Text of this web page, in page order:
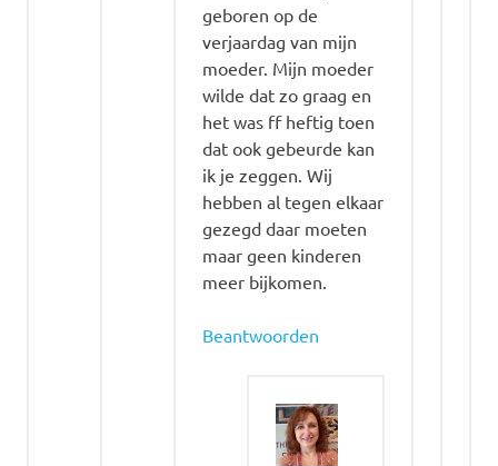
geboren op de
verjaardag van mijn
moeder. Mijn moeder
wilde dat zo graag en
het was ff heftig toen
dat ook gebeurde kan
ik je zeggen. Wij
hebben al tegen elkaar
gezegd daar moeten
maar geen kinderen
meer bijkomen.
Beantwoorden